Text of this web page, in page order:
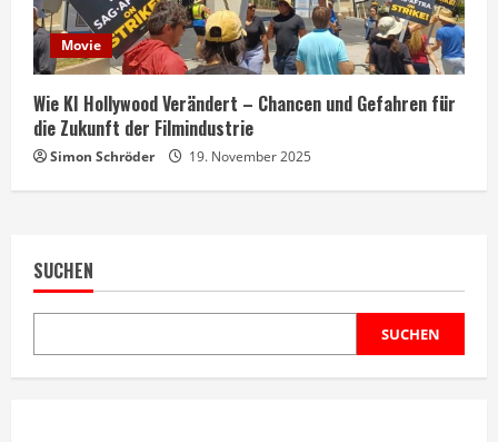
Movie
Wie KI Hollywood Verändert – Chancen und Gefahren für
die Zukunft der Filmindustrie
Simon Schröder 19. November 2025
SUCHEN
SUCHEN